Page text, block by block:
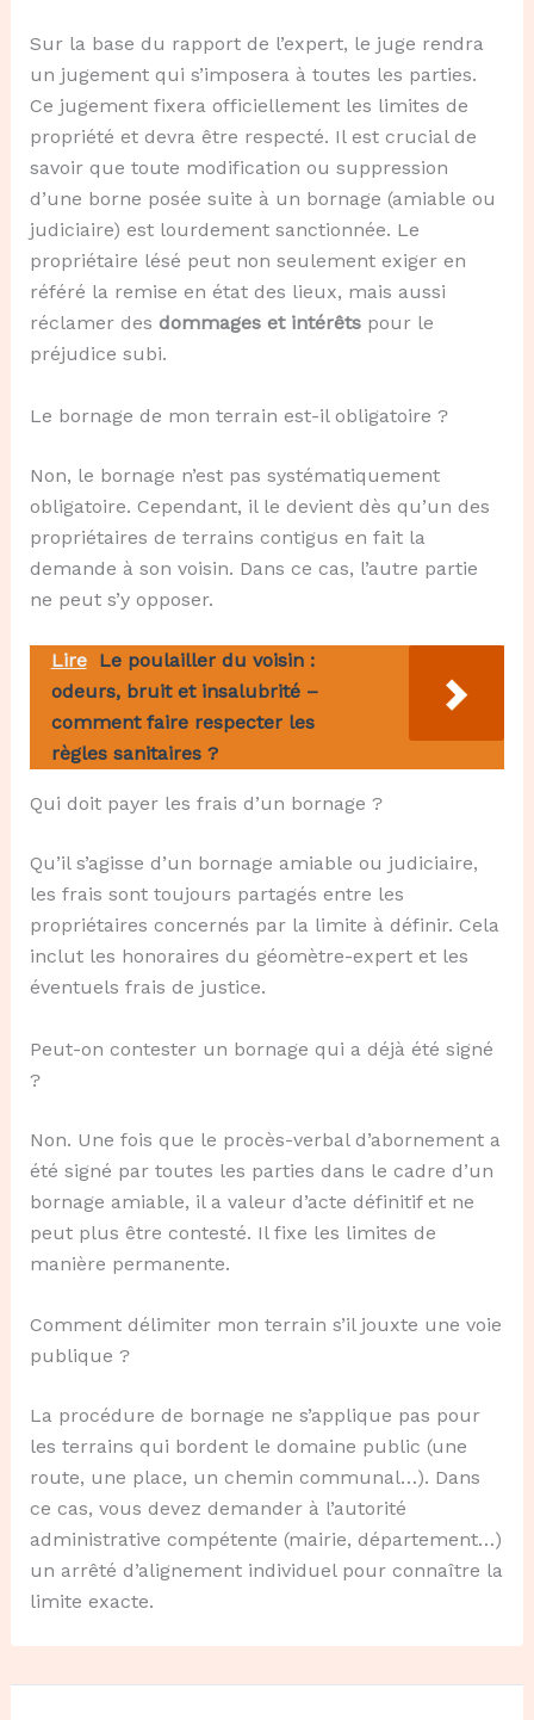
Sur la base du rapport de l’expert, le juge rendra
un jugement qui s’imposera à toutes les parties.
Ce jugement fixera officiellement les limites de
propriété et devra être respecté. Il est crucial de
savoir que toute modification ou suppression
d’une borne posée suite à un bornage (amiable ou
judiciaire) est lourdement sanctionnée. Le
propriétaire lésé peut non seulement exiger en
référé la remise en état des lieux, mais aussi
réclamer des dommages et intérêtspour le
préjudice subi.
Le bornage de mon terrain est-il obligatoire ?
Non, le bornage n’est pas systématiquement
obligatoire. Cependant, il le devient dès qu’un des
propriétaires de terrains contigus en fait la
demande à son voisin. Dans ce cas, l’autre partie
ne peut s’y opposer.
Lire Le poulailler du voisin :
odeurs, bruit et insalubrité –
comment faire respecter les
règles sanitaires ?
Qui doit payer les frais d’un bornage ?
Qu’il s’agisse d’un bornage amiable ou judiciaire,
les frais sont toujours partagés entre les
propriétaires concernés par la limite à définir. Cela
inclut les honoraires du géomètre-expert et les
éventuels frais de justice.
Peut-on contester un bornage qui a déjà été signé
?
Non. Une fois que le procès-verbal d’abornement a
été signé par toutes les parties dans le cadre d’un
bornage amiable, il a valeur d’acte définitif et ne
peut plus être contesté. Il fixe les limites de
manière permanente.
Comment délimiter mon terrain s’il jouxte une voie
publique ?
La procédure de bornage ne s’applique pas pour
les terrains qui bordent le domaine public (une
route, une place, un chemin communal…). Dans
ce cas, vous devez demander à l’autorité
administrative compétente (mairie, département…)
un arrêté d’alignement individuel pour connaître la
limite exacte.